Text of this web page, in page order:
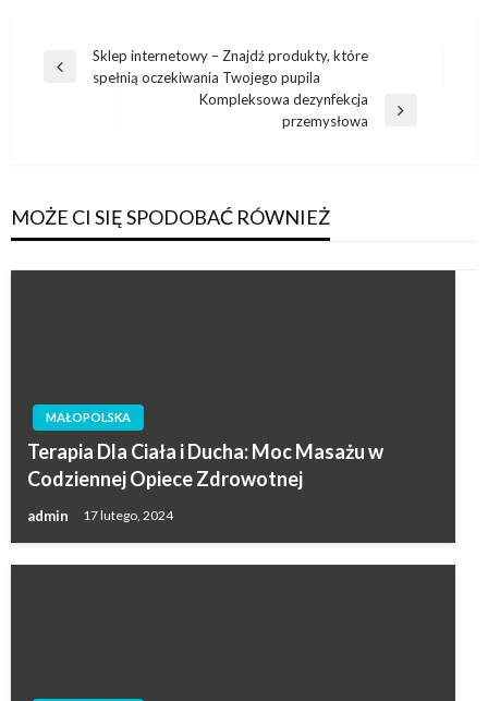
Nawigacja
wpisu
Poprzedni
Sklep internetowy – Znajdź produkty, które
spełnią oczekiwania Twojego pupila
Kompleksowa dezynfekcja
przemysłowa
MOŻE CI SIĘ SPODOBAĆ RÓWNIEŻ
MAŁOPOLSKA
Terapia Dla Ciała i Ducha: Moc Masażu w
Codziennej Opiece Zdrowotnej
admin 17 lutego, 2024